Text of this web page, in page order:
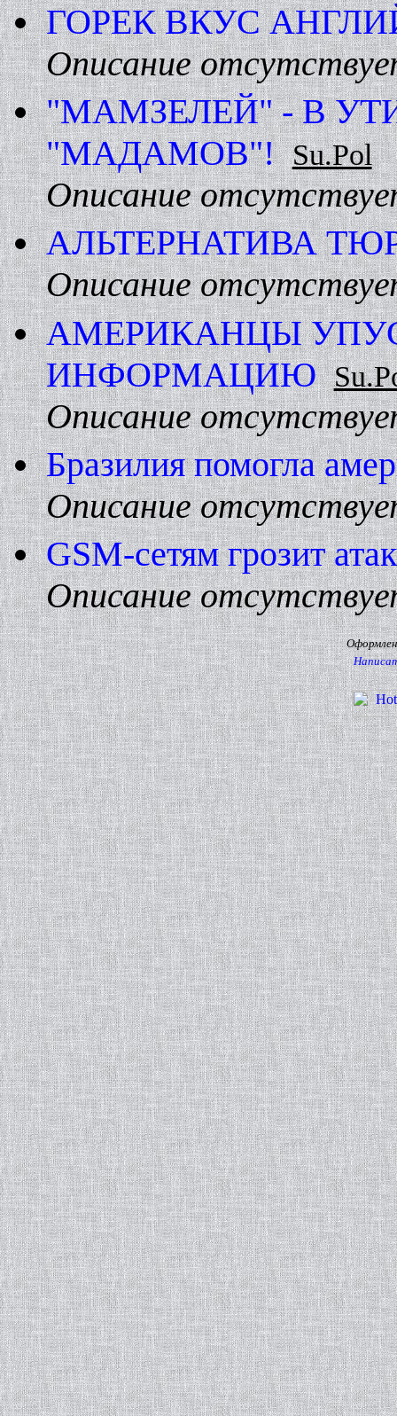
ГОРЕК ВКУС
Описание
"МАМЗЕЛЕЙ" - В
"МАДАМОВ"! Su.Pol
Описание
АЛЬТЕРHАТИВА
Описание
АМЕРИКАHЦЫ
ИHФОРМАЦИЮ
Описание
Бразилия помогла
Описание
GSM-сетям грозит
Описание